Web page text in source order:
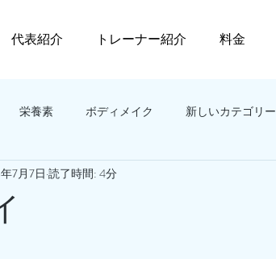
代表紹介 トレーナー紹介 料金
栄養素 ボディメイク 新しいカテゴリー
7月7日 読了時間: 4分